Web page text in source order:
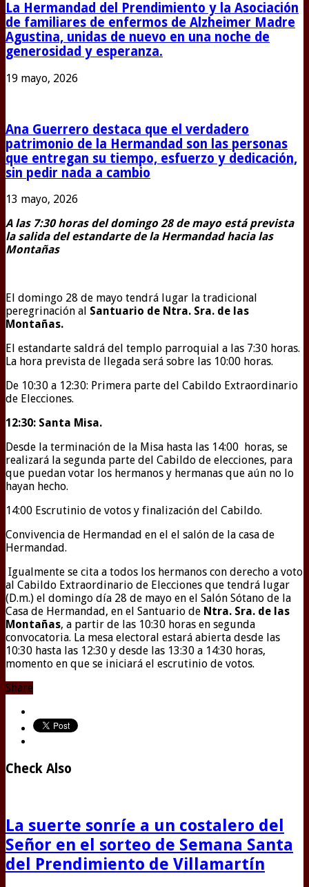
La Hermandad del Prendimiento y la Asociación
de familiares de enfermos de Alzheimer Madre
Agustina, unidas de nuevo en una noche de
generosidad y esperanza.
19 mayo, 2026
Ana Guerrero destaca que el verdadero
patrimonio de la Hermandad son las personas
que entregan su tiempo, esfuerzo y dedicación,
sin pedir nada a cambio
13 mayo, 2026
A las 7:30 horas del domingo 28 de mayo está prevista
la salida del estandarte de la Hermandad hacia las
Montañas
El domingo 28 de mayo tendrá lugar la tradicional
peregrinación al Santuario de Ntra. Sra. de las
Montañas.
El estandarte saldrá del templo parroquial a las 7:30 horas.
La hora prevista de llegada será sobre las 10:00 horas.
De 10:30 a 12:30: Primera parte del Cabildo Extraordinario
de Elecciones.
12:30: Santa Misa.
Desde la terminación de la Misa hasta las 14:00 horas, se
realizará la segunda parte del Cabildo de elecciones, para
que puedan votar los hermanos y hermanas que aún no lo
hayan hecho.
14:00 Escrutinio de votos y finalización del Cabildo.
Convivencia de Hermandad en el el salón de la casa de
Hermandad.
Igualmente se cita a todos los hermanos con derecho a voto
al Cabildo Extraordinario de Elecciones que tendrá lugar
(D.m.) el domingo día 28 de mayo en el Salón Sótano de la
Casa de Hermandad, en el Santuario de Ntra. Sra. de las
Montañas, a partir de las 10:30 horas en segunda
convocatoria. La mesa electoral estará abierta desde las
10:30 hasta las 12:30 y desde las 13:30 a 14:30 horas,
momento en que se iniciará el escrutinio de votos.
Share
Check Also
La suerte sonríe a un costalero del
Señor en el sorteo de Semana Santa
del Prendimiento de Villamartín